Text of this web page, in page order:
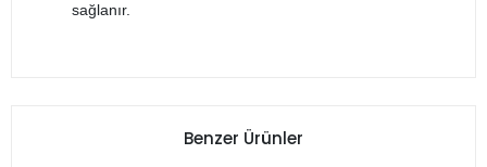
sağlanır.​
Benzer Ürünler